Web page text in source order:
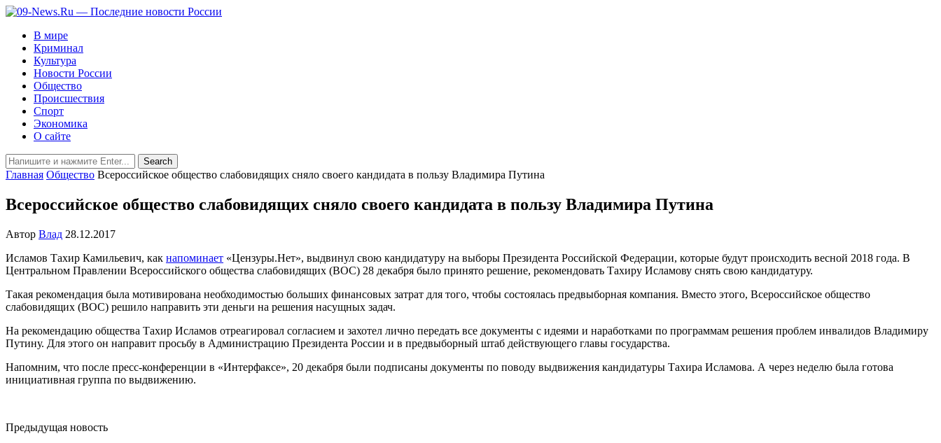
В мире
Криминал
Культура
Новости России
Общество
Происшествия
Спорт
Экономика
О сайте
Главная Общество Всероссийское общество слабовидящих сняло своего кандидата в пользу Владимира Путина
Всероссийское общество слабовидящих сняло своего кандидата в пользу Владимира Путина
Автор Влад 28.12.2017
Исламов Тахир Камильевич, как напоминает «Цензуры.Нет», выдвинул свою кандидатуру на выборы Президента Российской Федерации, которые будут происходить весной 2018 года. В
Центральном Правлении Всероссийского общества слабовидящих (ВОС) 28 декабря было принято решение, рекомендовать Тахиру Исламову снять свою кандидатуру.
Такая рекомендация была мотивирована необходимостью больших финансовых затрат для того, чтобы состоялась предвыборная компания. Вместо этого, Всероссийское общество
слабовидящих (ВОС) решило направить эти деньги на решения насущных задач.
На рекомендацию общества Тахир Исламов отреагировал согласием и захотел лично передать все документы с идеями и наработками по программам решения проблем инвалидов Владимиру
Путину. Для этого он направит просьбу в Администрацию Президента России и в предвыборный штаб действующего главы государства.
Напомним, что после пресс-конференции в «Интерфаксе», 20 декабря были подписаны документы по поводу выдвижения кандидатуры Тахира Исламова. А через неделю была готова
инициативная группа по выдвижению.
Предыдущая новость